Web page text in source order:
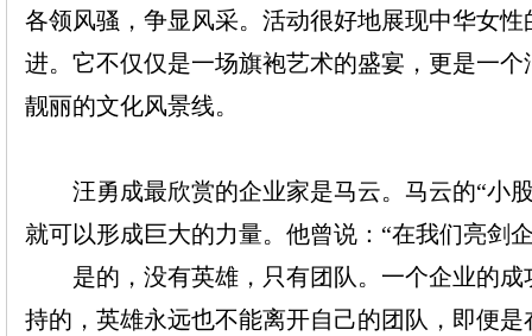
各领风骚，争显风采。活动很好地展现中华女性
进。它不仅仅是一场旗袍艺术的盛宴，更是一
靓丽的文化风景线。
汪勇成最欣赏的企业家是马云。马云的“小
就可以形成巨大的力量。他曾说：“在我们亮剑
是的，没有英雄，只有团队。一个企业的成
持的，英雄永远也不能离开自己的团队，即便